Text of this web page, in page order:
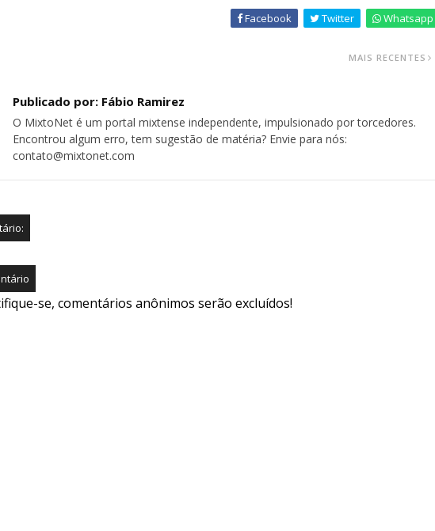
Facebook Twitter Whatsapp
MAIS RECENTES
Publicado por: Fábio Ramirez
O MixtoNet é um portal mixtense independente, impulsionado por torcedores.
Encontrou algum erro, tem sugestão de matéria? Envie para nós:
contato@mixtonet.com
se, comentários anônimos serão excluídos!